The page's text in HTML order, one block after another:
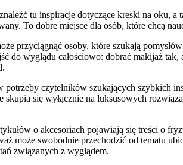
tu inspiracje dotyczące kreski na oku,
To dobre miejsce dla osób, które chcą
przyciągnąć osoby, które szukają
do wyglądu całościowo: dobrać makijaż
czytelników szukających szybkich
się wyłącznie na luksusowych
o akcesoriach pojawiają się treści o
może swobodnie przechodzić od tematu
związanych z wyglądem.